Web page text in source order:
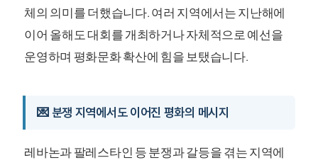
체의 의미를 더했습니다. 여러 지역에서는 지난해에
이어 올해도 대회를 개최하거나 자체적으로 예선을
운영하며 평화문화 확산에 힘을 보탰습니다.
💌 분쟁 지역에서도 이어진 평화의 메시지
레바논과 팔레스타인 등 분쟁과 갈등을 겪는 지역에